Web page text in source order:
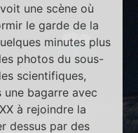
une scène où
le garde de la
minutes plus
photos du sous-
scientifiques,
une bagarre avec
à rejoindre la
dessus par des